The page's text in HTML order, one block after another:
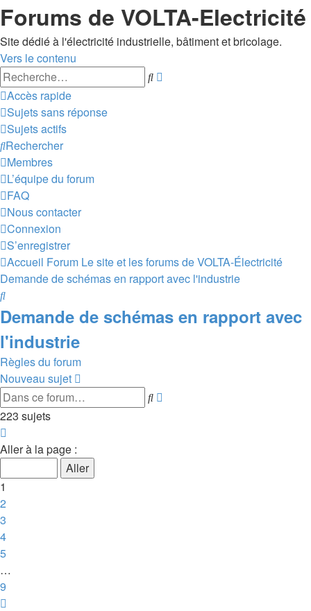
Forums de VOLTA-Electricité
Site dédié à l'électricité industrielle, bâtiment et bricolage.
Vers le contenu
Rechercher
Accès rapide
Sujets sans réponse
Sujets actifs
Rechercher
Membres
L’équipe du forum
FAQ
Nous contacter
Connexion
S’enregistrer
Accueil Forum Le site et les forums de VOLTA-Électricité
Demande de schémas en rapport avec l'industrie
Rechercher
Demande de schémas en rapport avec
l'industrie
Règles du forum
Nouveau sujet
Rechercher
223 sujets
1
9
Aller à la page :
1
2
3
4
5
…
9